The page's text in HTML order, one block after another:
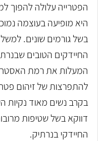
הפטרייה עלולה להפוך
היא מופיעה בעוצמה
בשל גורמים שונים.
החיידקים הטובים
המעלות את רמת
להתפרצות של זיהום
בקרב נשים מאוד נקיות
דווקא בשל שטיפות
החיידקי בנרתיק.